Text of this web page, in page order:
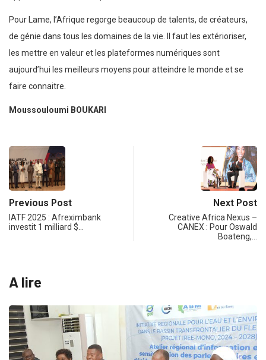
Pour Lame, l’Afrique regorge beaucoup de talents, de créateurs,
de génie dans tous les domaines de la vie. Il faut les extérioriser,
les mettre en valeur et les plateformes numériques sont
aujourd’hui les meilleurs moyens pour atteindre le monde et se
faire connaitre.
Moussouloumi BOUKARI
Previous Post
IATF 2025 : Afreximbank
investit 1 milliard $…
Next Post
Creative Africa Nexus –
CANEX : Pour Oswald
Boateng,…
A lire